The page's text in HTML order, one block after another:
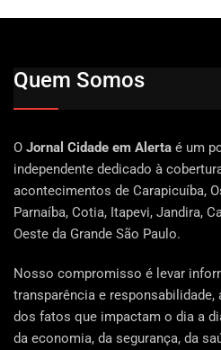
Quem Somos
O Jornal Cidade em Alerta é um
independente dedicado à
acontecimentos de Carapicuíba,
Parnaíba, Cotia, Itapevi, Jandira,
Oeste da Grande São Paulo.
Nosso compromisso é levar
transparência e
dos fatos que impactam o dia a
da economia, da segurança, da